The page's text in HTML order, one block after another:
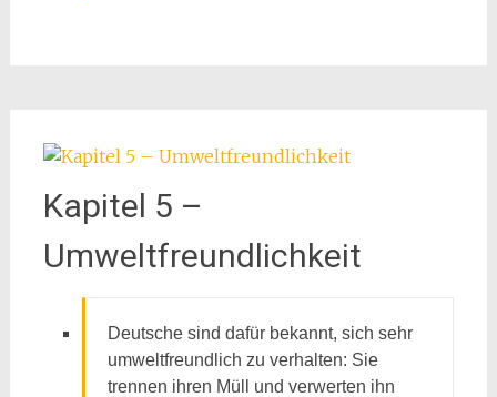
Kapitel 5 –
Umweltfreundlichkeit
Deutsche sind dafür bekannt, sich sehr
umweltfreundlich zu verhalten: Sie
trennen ihren Müll und verwerten ihn